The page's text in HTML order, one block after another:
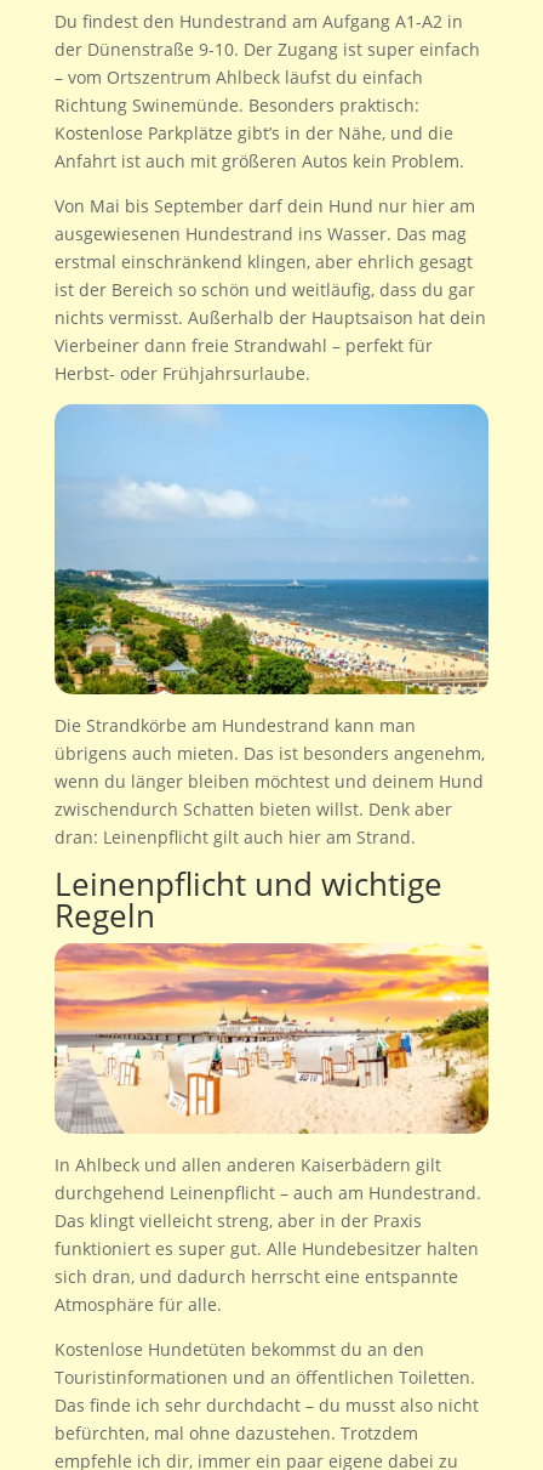
Du findest den Hundestrand am Aufgang A1-A2 in
der Dünenstraße 9-10. Der Zugang ist super einfach
– vom Ortszentrum Ahlbeck läufst du einfach
Richtung Swinemünde. Besonders praktisch:
Kostenlose Parkplätze gibt’s in der Nähe, und die
Anfahrt ist auch mit größeren Autos kein Problem.
Von Mai bis September darf dein Hund nur hier am
ausgewiesenen Hundestrand ins Wasser. Das mag
erstmal einschränkend klingen, aber ehrlich gesagt
ist der Bereich so schön und weitläufig, dass du gar
nichts vermisst. Außerhalb der Hauptsaison hat dein
Vierbeiner dann freie Strandwahl – perfekt für
Herbst- oder Frühjahrsurlaube.
Die Strandkörbe am Hundestrand kann man
übrigens auch mieten. Das ist besonders angenehm,
wenn du länger bleiben möchtest und deinem Hund
zwischendurch Schatten bieten willst. Denk aber
dran: Leinenpflicht gilt auch hier am Strand.
Leinenpflicht und wichtige
Regeln
In Ahlbeck und allen anderen Kaiserbädern gilt
durchgehend Leinenpflicht – auch am Hundestrand.
Das klingt vielleicht streng, aber in der Praxis
funktioniert es super gut. Alle Hundebesitzer halten
sich dran, und dadurch herrscht eine entspannte
Atmosphäre für alle.
Kostenlose Hundetüten bekommst du an den
Touristinformationen und an öffentlichen Toiletten.
Das finde ich sehr durchdacht – du musst also nicht
befürchten, mal ohne dazustehen. Trotzdem
empfehle ich dir, immer ein paar eigene dabei zu